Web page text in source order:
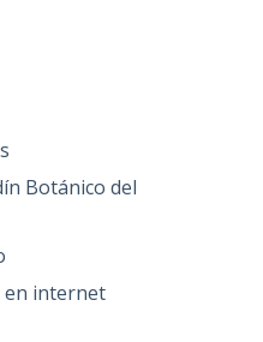
Botánico del
en internet